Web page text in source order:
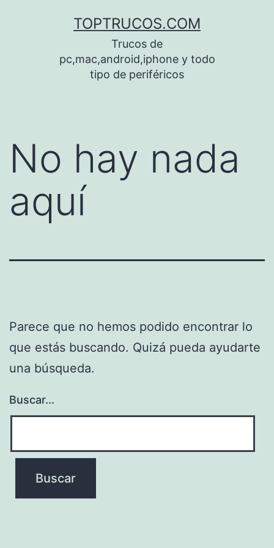
TOPTRUCOS.COM
Trucos de
pc,mac,android,iphone y todo
tipo de periféricos
No hay nada
aquí
Parece que no hemos podido encontrar lo
que estás buscando. Quizá pueda ayudarte
una búsqueda.
Buscar...